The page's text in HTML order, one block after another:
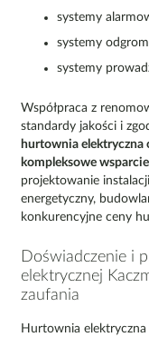
systemy
systemy
systemy
Współpraca z
standardy jakości i
hurtownia elektryczna
kompleksowe wsparcie
projektowanie
energetyczny,
konkurencyjne ceny
Doświadczenie i
elektrycznej
zaufania
Hurtownia